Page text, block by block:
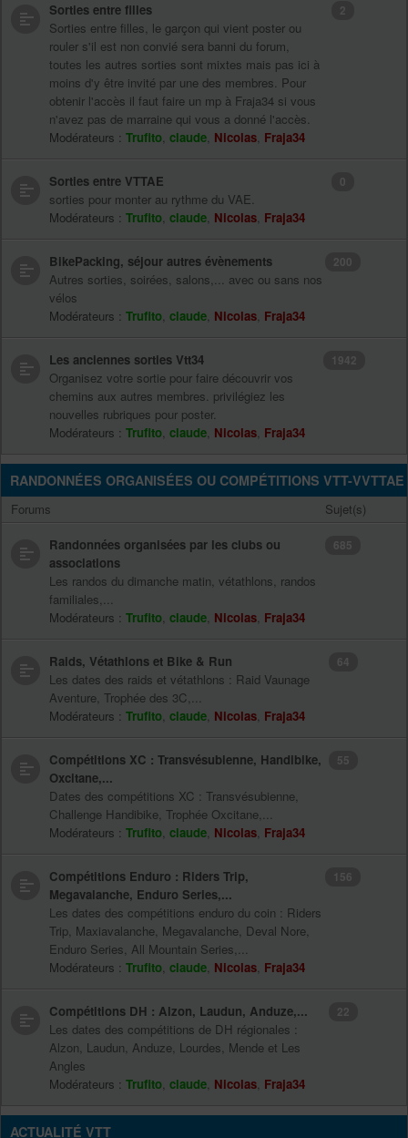
Sorties entre filles
Sorties entre filles, le garçon qui vient poster ou
rouler s'il est non convié sera banni du forum,
toutes les autres sorties sont mixtes mais pas ici à
moins d'y être invité par une des membres. Pour
obtenir l'accès il faut faire un mp à Fraja34 si vous
n'avez pas de marraine qui vous a donné l'accès.
Modérateurs : Trufito, claude, Nicolas, Fraja34
2
Sorties entre VTTAE
sorties pour monter au rythme du VAE.
Modérateurs : Trufito, claude, Nicolas, Fraja34
0
BikePacking, séjour autres évènements
Autres sorties, soirées, salons,... avec ou sans nos
vélos
Modérateurs : Trufito, claude, Nicolas, Fraja34
200
Les anciennes sorties Vtt34
Organisez votre sortie pour faire découvrir vos
chemins aux autres membres. privilégiez les
nouvelles rubriques pour poster.
Modérateurs : Trufito, claude, Nicolas, Fraja34
1942
RANDONNÉES ORGANISÉES OU COMPÉTITIONS VTT-VVTTAE
Forums Sujet(s)
Randonnées organisées par les clubs ou
associations
Les randos du dimanche matin, vétathlons, randos
familiales,...
Modérateurs : Trufito, claude, Nicolas, Fraja34
685
Raids, Vétathlons et Bike & Run
Les dates des raids et vétathlons : Raid Vaunage
Aventure, Trophée des 3C,...
Modérateurs : Trufito, claude, Nicolas, Fraja34
64
Compétitions XC : Transvésubienne, Handibike,
Oxcitane,...
Dates des compétitions XC : Transvésubienne,
Challenge Handibike, Trophée Oxcitane,...
Modérateurs : Trufito, claude, Nicolas, Fraja34
55
Compétitions Enduro : Riders Trip,
Megavalanche, Enduro Series,...
Les dates des compétitions enduro du coin : Riders
Trip, Maxiavalanche, Megavalanche, Deval Nore,
Enduro Series, All Mountain Series,...
Modérateurs : Trufito, claude, Nicolas, Fraja34
156
Compétitions DH : Alzon, Laudun, Anduze,...
Les dates des compétitions de DH régionales :
Alzon, Laudun, Anduze, Lourdes, Mende et Les
Angles
Modérateurs : Trufito, claude, Nicolas, Fraja34
22
ACTUALITÉ VTT